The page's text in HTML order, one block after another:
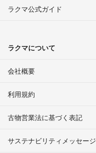
ラクマ公式ガイド
ラクマについて
会社概要
利用規約
古物営業法に基づく表記
サステナビリティメッセージ